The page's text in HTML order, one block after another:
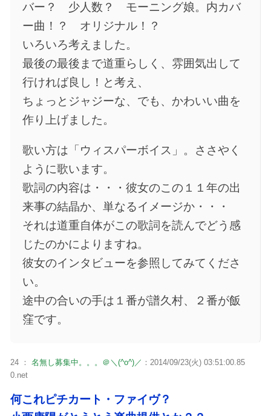
バー？ 少人数？ モーニング娘。内カバ
ー曲！？ オリジナル！？
いろいろ考えました。
最後の最後まで道重らしく、雰囲気出して
行ければ良し！と考え、
ちょっとジャジーな、でも、かわいい曲を
作り上げました。
歌い方は「ウィスパーボイス」。ささやく
ように歌います。
歌詞の内容は・・・彼女のこの１１年の出
来事の結晶か、単なるイメージか・・・
それは道重自体がこの歌詞を読んでどう感
じたのかによりますね。
彼女のインタビューを参照してみてくださ
い。
途中の合いの手は１番が譜久村、２番が飯
窪です。
24 ： 名無し募集中。。。＠＼(^o^)／ ：2014/09/23(火) 03:51:00.85
0.net
何これピチカート・ファイヴ？